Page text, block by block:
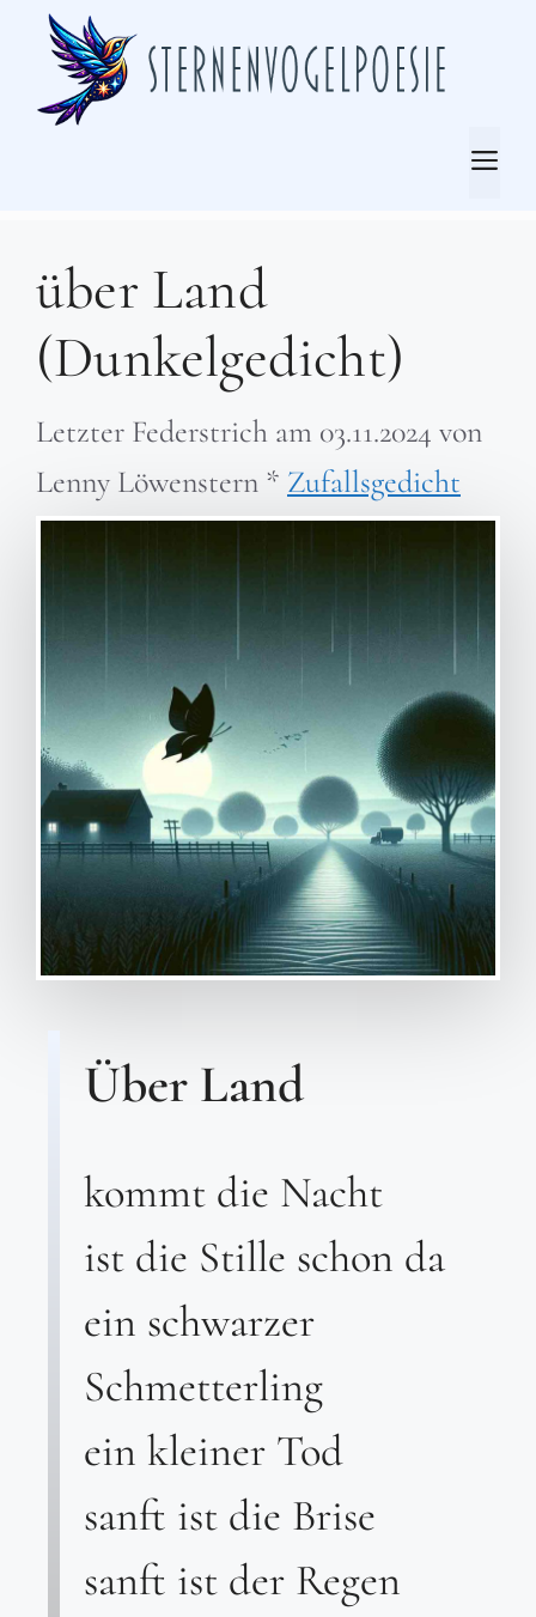
Zum
Inhalt
springen
über Land
(Dunkelgedicht)
Letzter Federstrich am 03.11.2024 von
Lenny Löwenstern * Zufallsgedicht
Über Land
kommt die Nacht
ist die Stille schon da
ein schwarzer
Schmetterling
ein kleiner Tod
sanft ist die Brise
sanft ist der Regen